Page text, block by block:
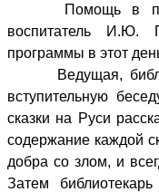
Помощь в
воспитатель И.Ю.
программы в этот
Ведущая,
вступительную
сказки на Руси
содержание каждой
добра со злом, и
Затем